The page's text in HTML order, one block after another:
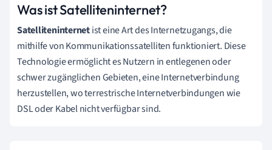
Was ist Satelliteninternet?
Satelliteninternetist eine Art des Internetzugangs, die
mithilfe von Kommunikationssatelliten funktioniert. Diese
Technologie ermöglicht es Nutzern in entlegenen oder
schwer zugänglichen Gebieten, eine Internetverbindung
herzustellen, wo terrestrische Internetverbindungen wie
DSL oder Kabel nicht verfügbar sind.